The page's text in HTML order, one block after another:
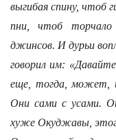
выгибая спину, чтоб
пни, чтоб торчало
джинсов. И дурьи
говорил им:
еще, тогда, может,
Они сами с усами.
хуже Окуджавы,